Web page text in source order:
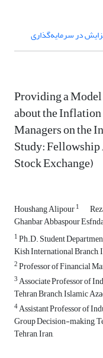
در سرمایه‌گذاری
Providing a
about the
Managers on the
Study:
Stock Exchange)
Houshang Alipour1
Ghanbar Abbaspour
1Ph.D. Student
Kish International Branch,
2Professor of Financial
3Associate Professor of
Tehran Branch, Islamic
4Assistant Professor of
Group Decision-making,
Tehran, Iran,